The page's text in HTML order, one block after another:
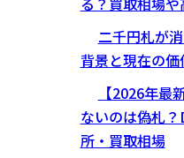
二千円札が
背景と現在の
【2026年最
ないのは偽札
所・買取相場